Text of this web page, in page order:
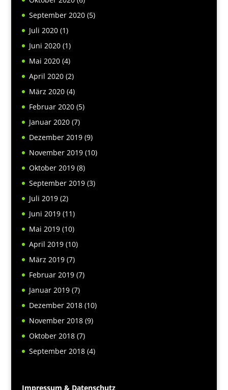
September 2020(5)
Juli 2020(1)
Juni 2020(1)
Mai 2020(4)
April 2020(2)
März 2020(4)
Februar 2020(5)
Januar 2020(7)
Dezember 2019(9)
November 2019(10)
Oktober 2019(8)
September 2019(3)
Juli 2019(2)
Juni 2019(11)
Mai 2019(10)
April 2019(10)
März 2019(7)
Februar 2019(7)
Januar 2019(7)
Dezember 2018(10)
November 2018(9)
Oktober 2018(7)
September 2018(4)
Impressum & Datenschutz